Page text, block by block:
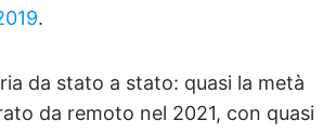
.
da stato a stato: quasi la metà
da remoto nel 2021, con quasi